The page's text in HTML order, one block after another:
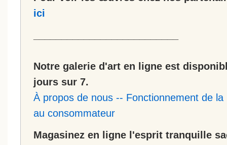
ici
Notre galerie d'art en ligne est
jours sur 7.
À propos de nous -- Fonctionnement de
au consommateur
Magasinez en ligne l'esprit tranquille